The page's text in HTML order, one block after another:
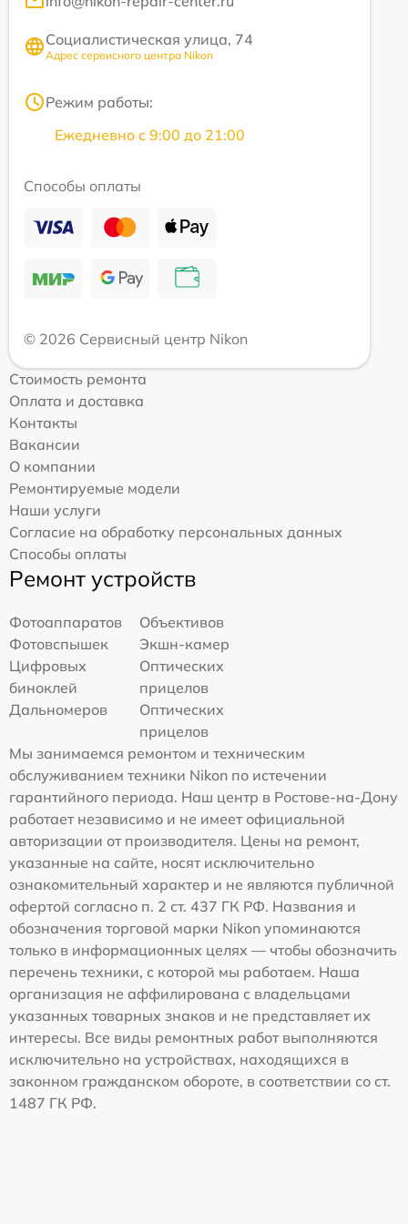
Социалистическая улица, 74
Адрес сервисного центра Nikon
Режим работы:
Ежедневно с 9:00 до 21:00
Способы оплаты
© 2026 Сервисный центр Nikon
Стоимость ремонта
Оплата и доставка
Контакты
Вакансии
О компании
Ремонтируемые модели
Наши услуги
Согласие на обработку персональных данных
Способы оплаты
Ремонт устройств
Фотоаппаратов
Объективов
Фотовспышек
Экшн-камер
Цифровых
биноклей
Оптических
прицелов
Дальномеров
Оптических
прицелов
Мы занимаемся ремонтом и техническим
обслуживанием техники Nikon по истечении
гарантийного периода. Наш центр в Ростове-на-Дону
работает независимо и не имеет официальной
авторизации от производителя. Цены на ремонт,
указанные на сайте, носят исключительно
ознакомительный характер и не являются публичной
офертой согласно п. 2 ст. 437 ГК РФ. Названия и
обозначения торговой марки Nikon упоминаются
только в информационных целях — чтобы обозначить
перечень техники, с которой мы работаем. Наша
организация не аффилирована с владельцами
указанных товарных знаков и не представляет их
интересы. Все виды ремонтных работ выполняются
исключительно на устройствах, находящихся в
законном гражданском обороте, в соответствии со ст.
1487 ГК РФ.